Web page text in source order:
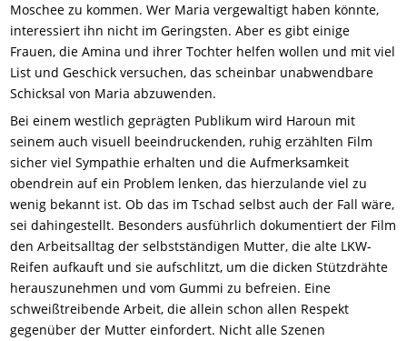
Moschee zu kommen. Wer Maria vergewaltigt haben könnte,
interessiert ihn nicht im Geringsten. Aber es gibt einige
Frauen, die Amina und ihrer Tochter helfen wollen und mit viel
List und Geschick versuchen, das scheinbar unabwendbare
Schicksal von Maria abzuwenden.
Bei einem westlich geprägten Publikum wird Haroun mit
seinem auch visuell beeindruckenden, ruhig erzählten Film
sicher viel Sympathie erhalten und die Aufmerksamkeit
obendrein auf ein Problem lenken, das hierzulande viel zu
wenig bekannt ist. Ob das im Tschad selbst auch der Fall wäre,
sei dahingestellt. Besonders ausführlich dokumentiert der Film
den Arbeitsalltag der selbstständigen Mutter, die alte LKW-
Reifen aufkauft und sie aufschlitzt, um die dicken Stützdrähte
herauszunehmen und vom Gummi zu befreien. Eine
schweißtreibende Arbeit, die allein schon allen Respekt
gegenüber der Mutter einfordert. Nicht alle Szenen